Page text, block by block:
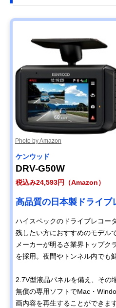
Photo by Amazon
ケンウッド
DRV-G50W
税込み24,593円（Amazon）
高品質の日本製ドライブ
ハイスペックのドライブレコー
残したい方におすすめのモデル
メーカーが明るさ業界トップク
を採用。夜間やトンネル内でも
2.7V型液晶パネルを備え、その
無償の専用ソフトでMac・
画内容を再生することができます